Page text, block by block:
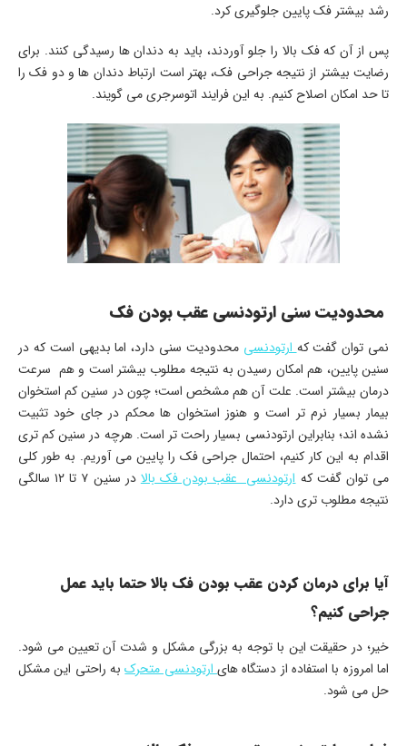
رشد بیشتر فک پایین جلوگیری کرد.
پس از آن که فک بالا را جلو آوردند، باید به دندان ها رسیدگی کنند. برای
رضایت بیشتر از نتیجه جراحی فک، بهتر است ارتباط دندان ها و دو فک را
تا حد امکان اصلاح کنیم. به این فرایند اتوسرجری می گویند.
محدودیت سنی ارتودنسی عقب بودن فک
نمی توان گفت کهارتودنسی محدودیت سنی دارد، اما بدیهی است که در
سنین پایین، هم امکان رسیدن به نتیجه مطلوب بیشتر است و هم سرعت
درمان بیشتر است. علت آن هم مشخص است؛ چون در سنین کم استخوان
بیمار بسیار نرم تر است و هنوز استخوان ها محکم در جای خود تثبیت
نشده اند؛ بنابراین ارتودنسی بسیار راحت تر است. هرچه در سنین کم تری
اقدام به این کار کنیم، احتمال جراحی فک را پایین می آوریم. به طور کلی
می توان گفت کهارتودنسی عقب بودن فک بالا
در سنین ۷ تا ۱۲ سالگی
نتیجه مطلوب تری دارد.
آیا برای درمان کردن عقب بودن فک بالا حتما باید عمل
جراحی کنیم؟
خیر؛ در حقیقت این با توجه به بزرگی مشکل و شدت آن تعیین می شود.
اما امروزه با استفاده از دستگاه هایارتودنسی متحرکبه راحتی این مشکل
حل می شود.